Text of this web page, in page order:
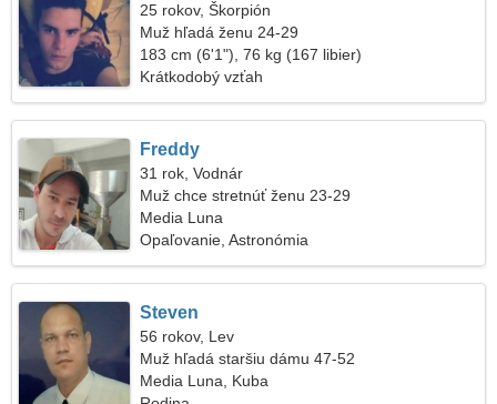
25 rokov, Škorpión
Muž hľadá ženu 24-29
183 cm (6'1"), 76 kg (167 libier)
Krátkodobý vzťah
Freddy
31 rok, Vodnár
Muž chce stretnúť ženu 23-29
Media Luna
Opaľovanie, Astronómia
Steven
56 rokov, Lev
Muž hľadá staršiu dámu 47-52
Media Luna, Kuba